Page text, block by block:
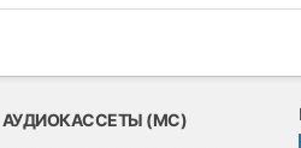
АУДИОКАССЕТЫ (MC)